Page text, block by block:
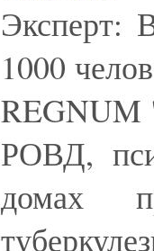
Эксперт:
1000
РОВД,
домах